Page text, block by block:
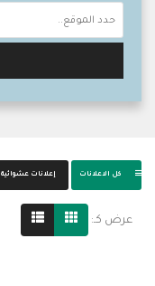
حدد الموقع..
كل الاعلانات إعلانات عشوائية
عرض كـ: